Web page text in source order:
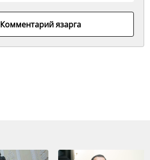
Комментарий язарга